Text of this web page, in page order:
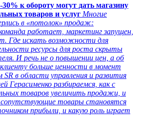
30% к обороту могут дать магазину
товаров и услуг Многие
в «потолок» продаж:
работает, маркетинг запущен,
Где искать возможности для
ресурсы для роста скрыты
И речь не о повышении цен, а об
больше ценности в момент
SR в области управления и развития
Герасименко разбираемся, как с
товаров увеличить продажи, и
сопутствующие товары становятся
прибыли, и какую роль играет